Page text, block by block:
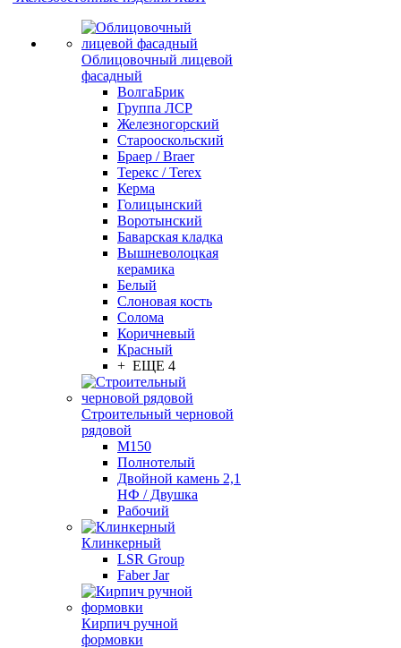
Облицовочный лицевой
фасадный
ВолгаБрик
Группа ЛСР
Железногорский
Старооскольский
Браер / Braer
Терекс / Terex
Керма
Голицынский
Воротынский
Баварская кладка
Вышневолоцкая
керамика
Белый
Слоновая кость
Солома
Коричневый
Красный
+ ЕЩЕ 4
Строительный черновой
рядовой
М150
Полнотелый
Двойной камень 2,1
НФ / Двушка
Рабочий
Клинкерный
LSR Group
Faber Jar
Кирпич ручной
формовки